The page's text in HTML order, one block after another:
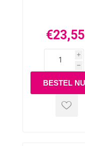
€23,55
i
h